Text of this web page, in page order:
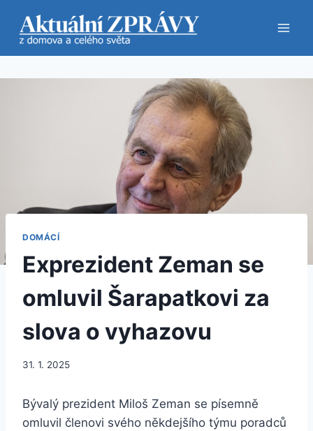
obsah
DOMÁCÍ
Exprezident Zeman se
omluvil Šarapatkovi za
slova o vyhazovu
31. 1. 2025
Bývalý prezident Miloš Zeman se písemně
omluvil členovi svého někdejšího týmu poradců